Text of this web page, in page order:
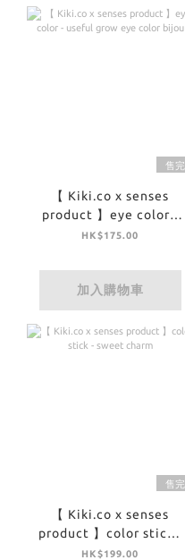
售完
【 Kiki.co x senses
product 】eye color -
useful grow eye color
HK$175.00
加入購物車
售完
【 Kiki.co x senses
product 】color stick -
sweet charm
HK$199.00